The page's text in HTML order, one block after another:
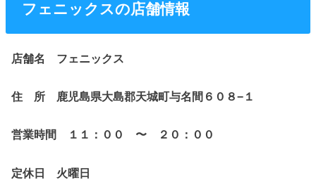
フェニックスの店舗情報
店舗名 フェニックス
住 所 鹿児島県大島郡天城町与名間６０８−１
営業時間 １１：００ 〜 ２０：００
定休日 火曜日